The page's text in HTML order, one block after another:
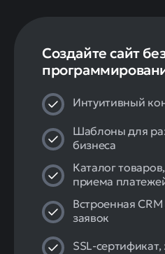
Создайте сайт
Интуитивный
Шаблоны для
бизнеса
Каталог
приема
Встроенная
заявок
SSL-